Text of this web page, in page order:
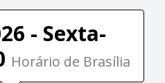
- Sexta-
Horário de Brasília